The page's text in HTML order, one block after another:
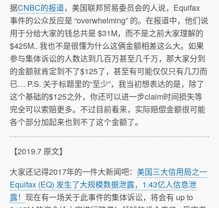
据CNBC的报道，美国联邦贸易委员会的人说，Equifax
事件的公众反应是 “overwhelming” 的。在报道中，他们说
用于分给大家的钱总共是 $31M，而不是之前大家理解的
$425M.. 我也不是很懂为什么这俩金额相差这么大。如果
参与集体诉讼的人数达到几百万甚至几千万，那大家分到
的金额就肯定到不了$125了，甚至有可能仅仅只有几刀而
已… P.S. 关于标题里的“至少”，我当初想表达的是，除了
这个基础的$125之外，你还可以进一步claim时间损失等
完全可以索赔更多。不过目前看来，实际赔偿金额很可能
各个部分加起来也到不了这个金额了。
【2019.7 原文】
大家还记得2017年的一件大新闻吧： 美国三大信用局之一
Equifax (EQ) 发生了大规模数据泄露，1.43亿人信息泄
露！ 现在有一场关于此事件的集体诉讼，将会有 up to